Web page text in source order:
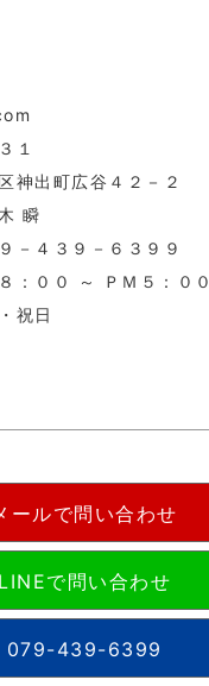
１
神出町広谷４２－２
瞬
－４３９－６３９９
：００ ～ ＰＭ５：００
祝日
ールで問い合わせ
079-439-6399